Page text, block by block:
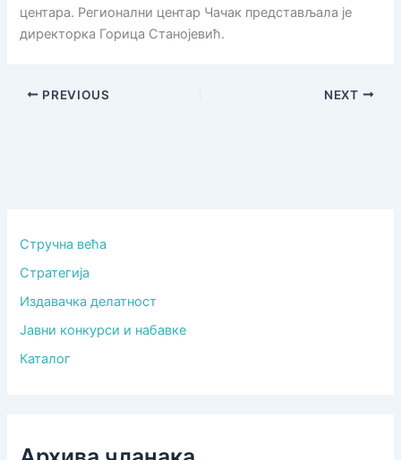
центара. Регионални центар Чачак представљала је
директорка Горица Станојевић.
PREVIOUS NEXT
Стручна већа
Стратегија
Издавачка делатност
Јавни конкурси и набавке
Каталог